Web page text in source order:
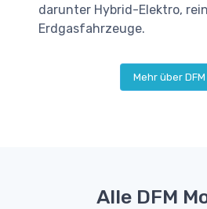
darunter Hybrid-Elektro,
Erdgasfahrzeuge.
Mehr über DFM
Alle DFM